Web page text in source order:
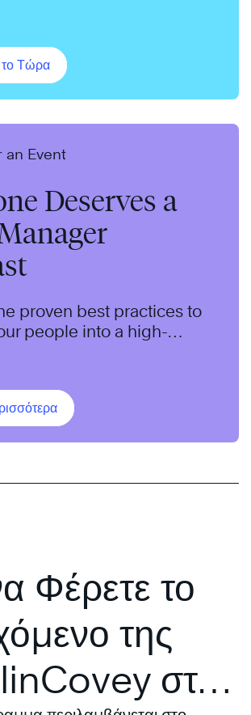
το Τώρα
an Event
Deserves a
proven best practices to
people into a high-
Φέρετε το
της
στον